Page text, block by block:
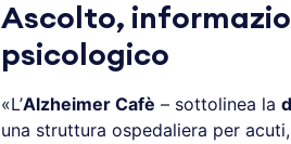
Ascolto,
psicologico
«L’Alzheimer Cafè – sottolinea la
una struttura ospedaliera per